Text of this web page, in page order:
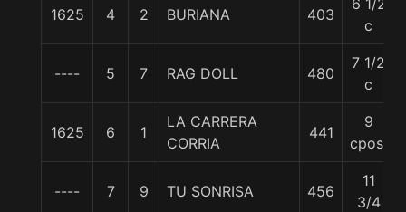
1625 4 2 BURIANA 403
6 1/2
c
---- 5 7 RAG DOLL 480
7 1/2
c
1625 6 1
LA CARRERA
CORRIA
441
9
cpos.
---- 7 9 TU SONRISA 456
11
3/4